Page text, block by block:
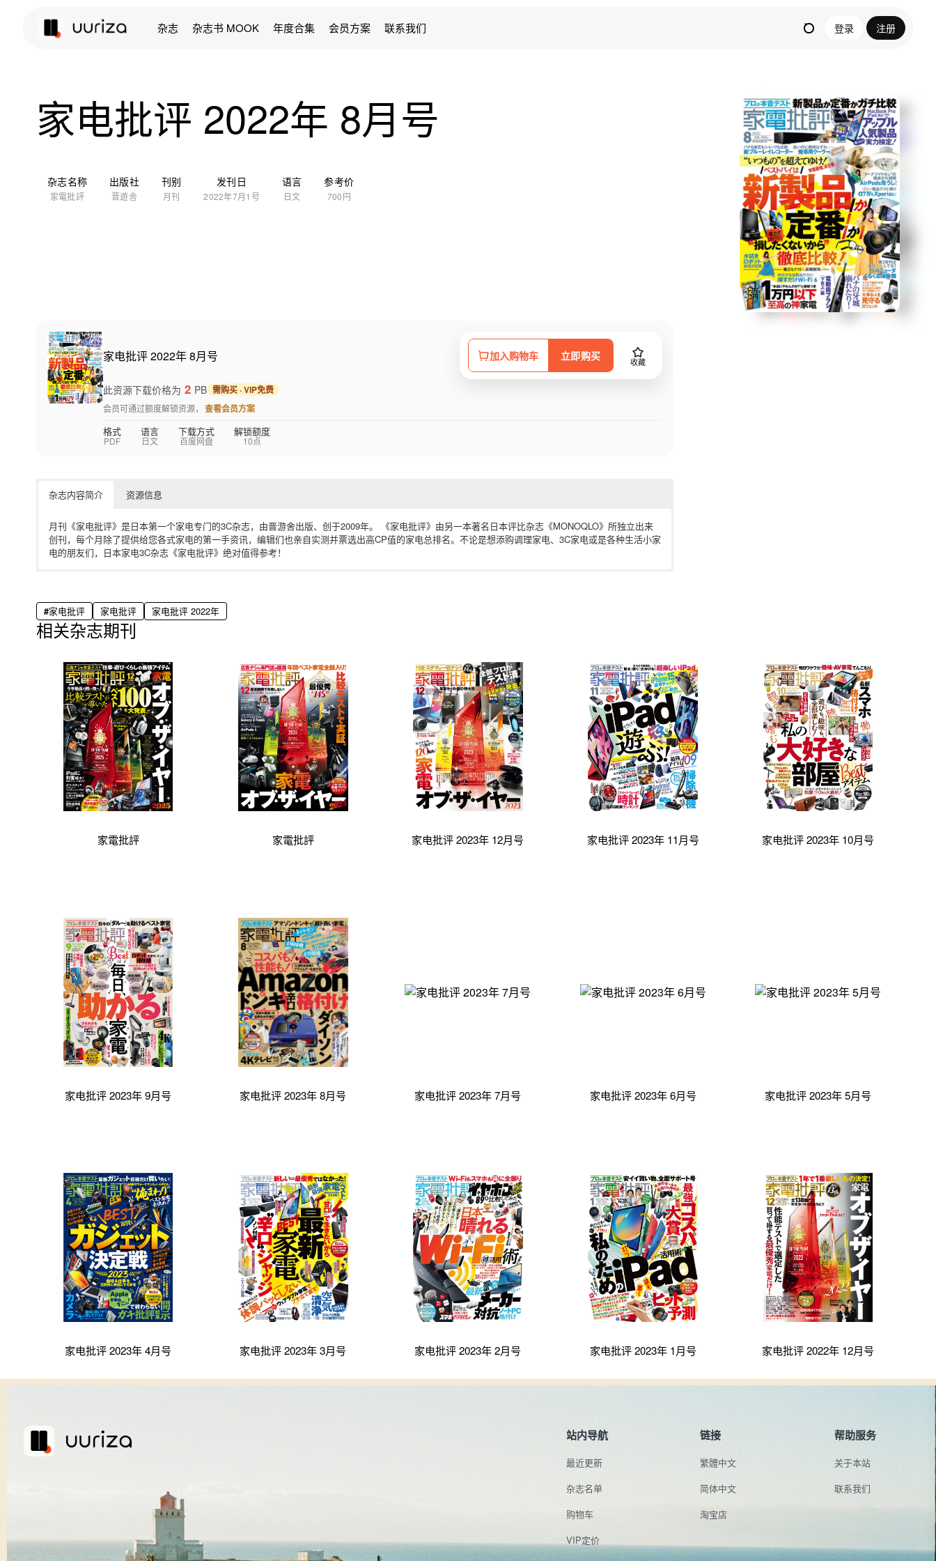
杂志 杂志书 MOOK 年度合集 会员方案 联系我们 登录 注册
家电批评 2022年 8月号
杂志名称
家電批評
出版社
晋遊舎
刊别
月刊
发刊日
2022年7月1号
语言
日文
参考价
700円
家电批评 2022年 8月号 加入购物车 立即购买 收藏
此资源下载价格为 2 PB 需购买 · VIP免费
会员可通过额度解锁资源， 查看会员方案
格式
PDF
语言
日文
下载方式
百度网盘
解锁额度
10点
杂志内容简介 资源信息
月刊《家电批评》是日本第一个家电专门的3C杂志，由晋游舍出版、创于2009年。 《家电批评》由另一本著名日本评比杂志《MONOQLO》所独立出来
创刊，每个月除了提供给您各式家电的第一手资讯，编辑们也亲自实测并票选出高CP值的家电总排名。不论是想添购调理家电、3C家电或是各种生活小家
电的朋友们，日本家电3C杂志《家电批评》绝对值得参考！
家电批评 家电批评 家电批评 2022年
相关杂志期刊
家電批評 家電批評 家电批评 2023年 12月号 家电批评 2023年 11月号 家电批评 2023年 10月号
家电批评 2023年 9月号 家电批评 2023年 8月号 家电批评 2023年 7月号 家电批评 2023年 6月号 家电批评 2023年 5月号
家电批评 2023年 4月号 家电批评 2023年 3月号 家电批评 2023年 2月号 家电批评 2023年 1月号 家电批评 2022年 12月号
站内导航
最近更新
杂志名单
购物车
VIP定价
链接
繁體中文
简体中文
淘宝店
帮助服务
关于本站
联系我们